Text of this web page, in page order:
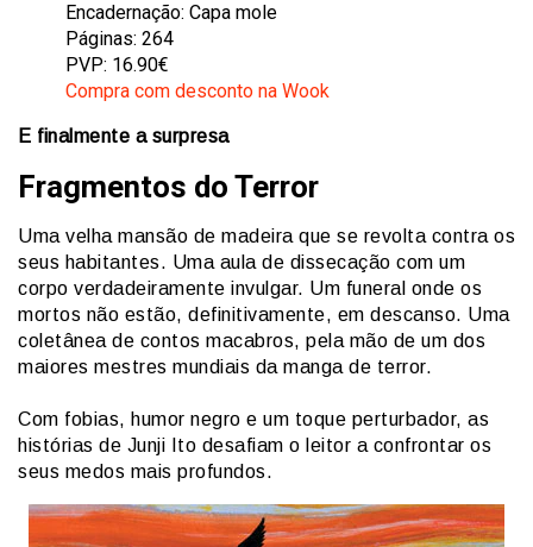
Encadernação: Capa mole
Páginas: 264
PVP: 16.90€
Compra com desconto na Wook
E finalmente a surpresa
Fragmentos do Terror
Uma velha mansão de madeira que se revolta contra os
seus habitantes. Uma aula de dissecação com um
corpo verdadeiramente invulgar. Um funeral onde os
mortos não estão, definitivamente, em descanso. Uma
coletânea de contos macabros, pela mão de um dos
maiores mestres mundiais da manga de terror.
Com fobias, humor negro e um toque perturbador, as
histórias de Junji Ito desafiam o leitor a confrontar os
seus medos mais profundos.